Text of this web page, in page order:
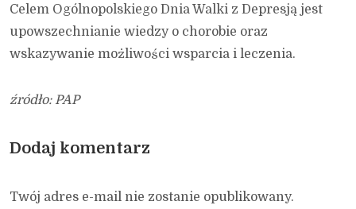
Celem Ogólnopolskiego Dnia Walki z Depresją jest
upowszechnianie wiedzy o chorobie oraz
wskazywanie możliwości wsparcia i leczenia.
źródło: PAP
Dodaj komentarz
Twój adres e-mail nie zostanie opublikowany.